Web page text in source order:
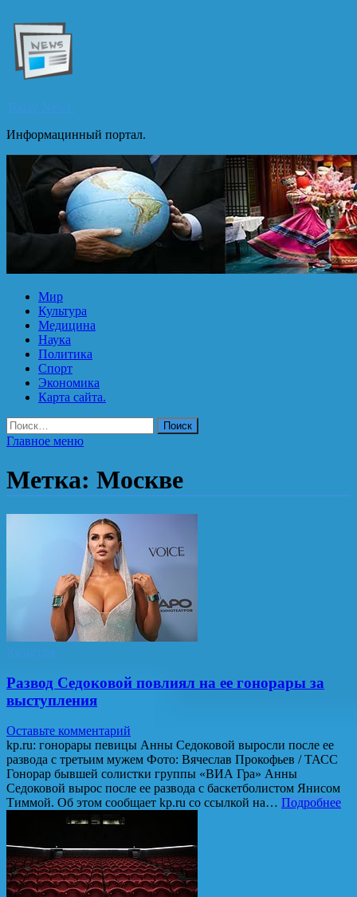
содержимому
Информацинный портал.
Мир
Культура
Медицина
Наука
Политика
Спорт
Экономика
Карта сайта.
Найти:
Главное меню
Метка: Москве
Развод Седоковой повлиял на ее гонорары за
выступления
Оставьте комментарий
kp.ru: гонорары певицы Анны Седоковой выросли после ее
развода с третьим мужем Фото: Вячеслав Прокофьев / ТАСС
Гонорар бывшей солистки группы «ВИА Гра» Анны
Седоковой вырос после ее развода с баскетболистом Янисом
Тиммой. Об этом сообщает kp.ru со ссылкой на… Подробнее